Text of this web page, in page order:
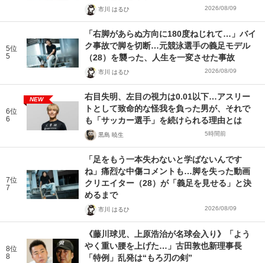
市川 はるひ 2026/08/09
5位
5
「右脚があらぬ方向に180度ねじれて…」バイ
ク事故で脚を切断…元競泳選手の義足モデル
（28）を襲った、人生を一変させた事故
市川 はるひ 2026/08/09
6位
6
NEW
右目失明、左目の視力は0.01以下…アスリー
トとして致命的な怪我を負った男が、それで
も「サッカー選手」を続けられる理由とは
黒島 暁生 5時間前
7位
7
「足をもう一本失わないと学ばないんです
ね」痛烈な中傷コメントも…脚を失った動画
クリエイター（28）が「義足を見せる」と決
めるまで
市川 はるひ 2026/08/09
8位
8
《藤川球児、上原浩治が名球会入り》「よう
やく重い腰を上げた…」古田敦也新理事長
「特例」乱発は“もろ刃の剣”